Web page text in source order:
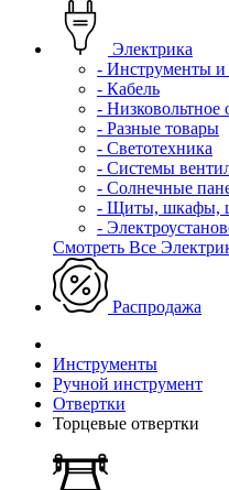
Электрика
- Инструменты
- Кабель
- Низковольтное
- Разные товары
- Светотехника
- Системы
- Солнечные
- Щиты, шкафы,
-
Смотреть Все
Распродажа
Инструменты
Ручной инструмент
Отвертки
Торцевые отвертки